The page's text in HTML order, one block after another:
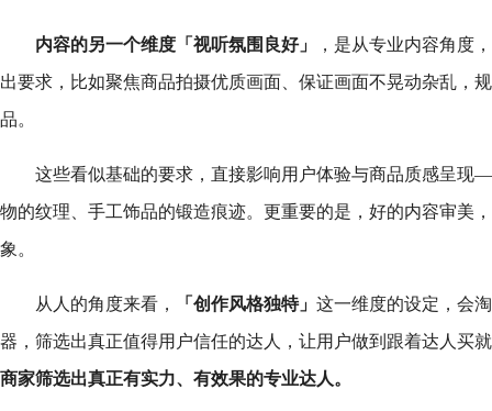
内容的另一个维度「视听氛围良好」
，是从专业内容角度
出要求，比如聚焦商品拍摄优质画面、保证画面不晃动杂乱，
品。
这些看似基础的要求，直接影响用户体验与商品质感呈
物的纹理、手工饰品的锻造痕迹。更重要的是，好的内容审美
象。
从人的角度来看， 「创作风格独特」 这一维度的设定，会
器，筛选出真正值得用户信任的达人，让用户做到跟着达人买
商家筛选出真正有实力、有效果的专业达人。